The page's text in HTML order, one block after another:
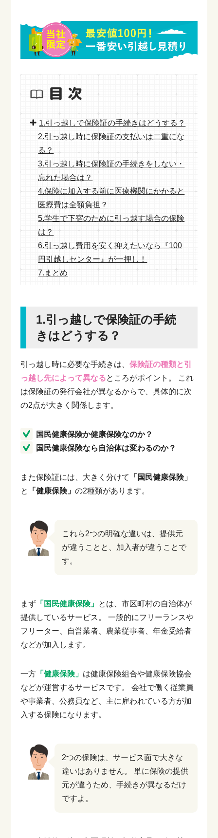
1.引っ越しで保険証の手続きはどうする？
2.引っ越し時に保険証の支払いは二重にな
る？
3.引っ越し時に保険証の手続きをしない・
忘れた場合は？
4.保険に加入する前に医療機関にかかると
医療費は全額負担？
5.学生で下宿のために引っ越す場合の保険
は？
6.引っ越し費用を安く抑えたいなら『100
円引越しセンター』が一押し！
7.まとめ
1.引っ越しで保険証の手続
きはどうする？
引っ越し時に必要な手続きは、保険証の種類と引
っ越し先によって異なるところがポイント。
これ
は保険証の発行会社が異なるからで、具体的に次
の2点が大きく関係します。
国民健康保険か健康保険なのか？
国民健康保険なら自治体は変わるのか？
また保険証には、大きく分けて
「国民健康保険」
と
「健康保険」の2種類があります。
これら2つの明確な違いは、提供元
が違うことと、加入者が違うことで
す。
まず 「国民健康保険」 とは、市区町村の自治体が
提供しているサービス。
一般的にフリーランスや
フリーター、自営業者、農業従事者、年金受給者
などが加入します。
一方 「健康保険」 は健康保険組合や健康保険協会
などが運営するサービスです。
会社で働く従業員
や事業者、公務員など、主に雇われている方が加
入する保険になります。
2つの保険は、サービス面で大きな
違いはありません。
単に保険の提供
元が違うため、手続きが異なるだけ
ですよ。